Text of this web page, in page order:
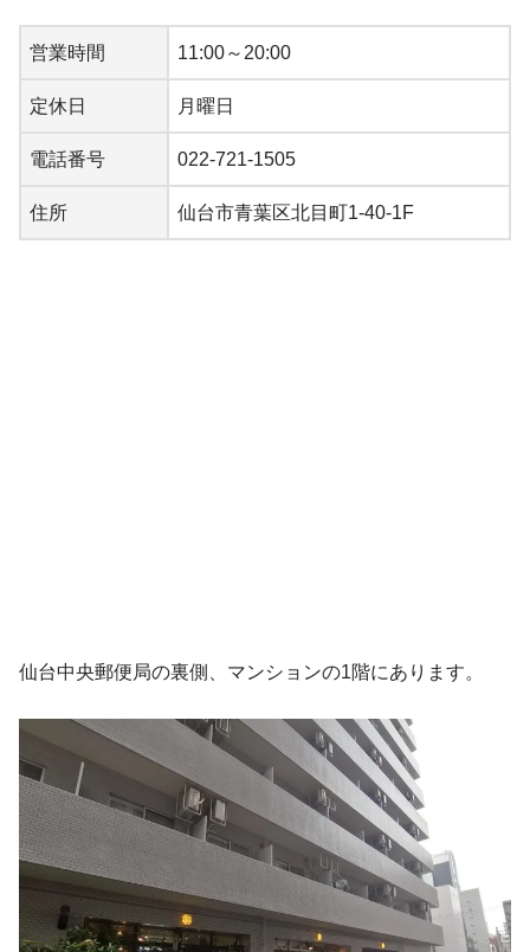
営業時間 11:00～20:00
定休日 月曜日
電話番号 022-721-1505
住所 仙台市青葉区北目町1-40-1F
仙台中央郵便局の裏側、マンションの1階にあります。